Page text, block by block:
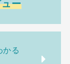
ー
かる